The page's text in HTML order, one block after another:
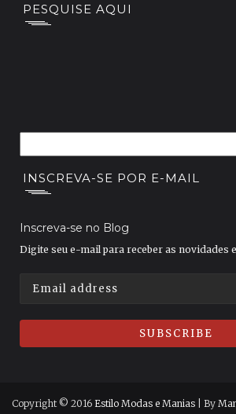
PESQUISE AQUI
INSCREVA-SE POR E-MAIL
Inscreva-se no Blog
Digite seu e-mail para receber as novidades
Copyright © 2016 Estilo Modas e Manias | By